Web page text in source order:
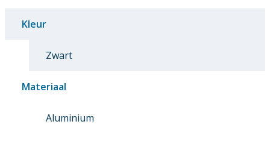
Kleur
Zwart
Materiaal
Aluminium